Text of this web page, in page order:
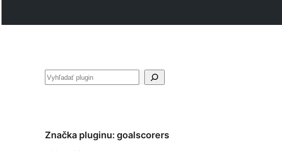
Hľadať
Značka pluginu: goalscorers